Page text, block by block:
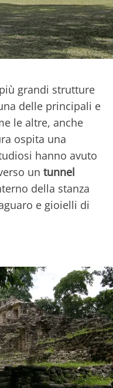
grandi strutture
delle principali e
le altre, anche
ospita una
hanno avuto
un tunnel
della stanza
e gioielli di